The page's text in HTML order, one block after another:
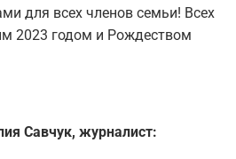
для всех членов семьи! Всех
2023 годом и Рождеством
Савчук, журналист: